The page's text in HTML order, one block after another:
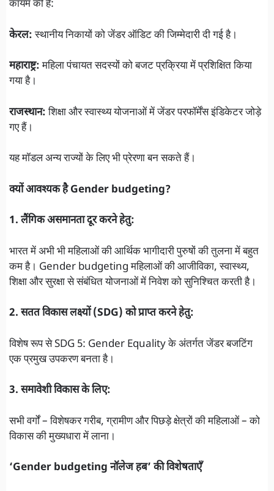
कायम की है:
केरल:स्थानीय निकायों को जेंडर ऑडिट की जिम्मेदारी दी गई है।
महाराष्ट्र:महिला पंचायत सदस्यों को बजट प्रक्रिया में प्रशिक्षित किया
गया है।
राजस्थान:शिक्षा और स्वास्थ्य योजनाओं में जेंडर परफॉर्मेंस इंडिकेटर जोड़े
गए हैं।
यह मॉडल अन्य राज्यों के लिए भी प्रेरणा बन सकते हैं।
क्यों आवश्यक है Gender budgeting?
1. लैंगिक असमानता दूर करने हेतु:
भारत में अभी भी महिलाओं की आर्थिक भागीदारी पुरुषों की तुलना में बहुत
कम है। Gender budgeting महिलाओं की आजीविका, स्वास्थ्य,
शिक्षा और सुरक्षा से संबंधित योजनाओं में निवेश को सुनिश्चित करती है।
2. सतत विकास लक्ष्यों (SDG) को प्राप्त करने हेतु:
विशेष रूप से SDG 5: Gender Equality के अंतर्गत जेंडर बजटिंग
एक प्रमुख उपकरण बनता है।
3. समावेशी विकास के लिए:
सभी वर्गों – विशेषकर गरीब, ग्रामीण और पिछड़े क्षेत्रों की महिलाओं – को
विकास की मुख्यधारा में लाना।
‘Gender budgeting नॉलेज हब’ की विशेषताएँ